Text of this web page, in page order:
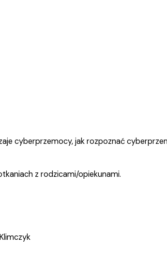
cyberprzemocy, jak rozpoznać
z rodzicami/opiekunami.